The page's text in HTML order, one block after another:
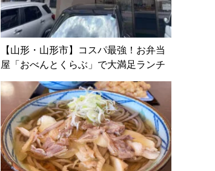
【山形・山形市】コスパ最強！お弁当
屋「おべんとくらぶ」で大満足ランチ